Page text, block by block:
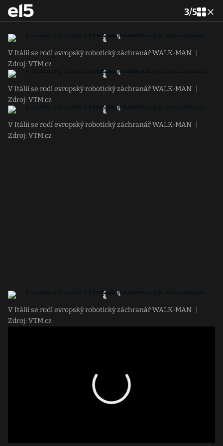
3/5
V Itálii se rodí evropský robotický záchranář WALK-MAN
Zdroj: VTM.cz
V Itálii se rodí evropský robotický záchranář WALK-MAN
Zdroj: VTM.cz
V Itálii se rodí evropský robotický záchranář WALK-MAN
Zdroj: VTM.cz
V Itálii se rodí evropský robotický záchranář WALK-MAN
Zdroj: VTM.cz